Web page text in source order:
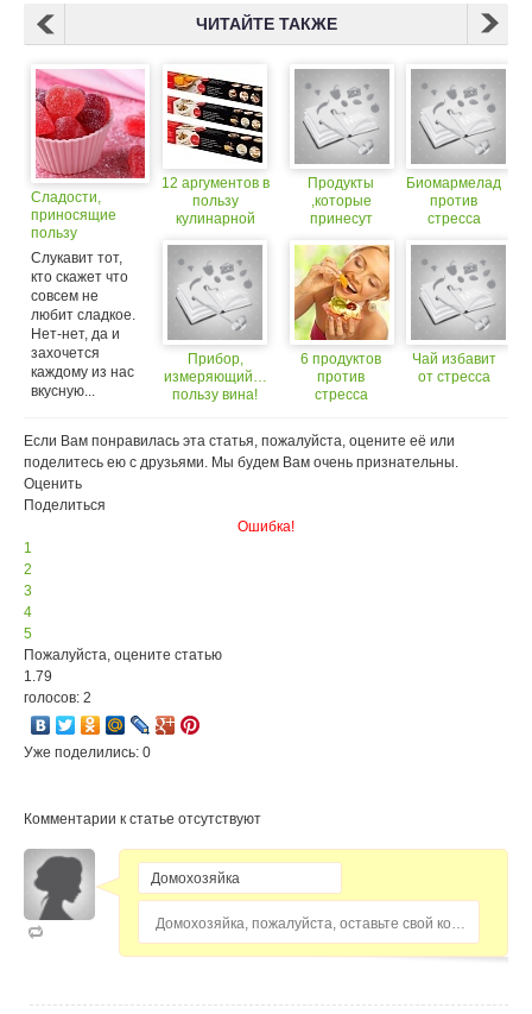
ЧИТАЙТЕ ТАКЖЕ
Сладости,
приносящие
пользу
Слукавит тот,
кто скажет что
совсем не
любит сладкое.
Нет-нет, да и
захочется
каждому из нас
вкусную...
12 аргументов в
пользу
кулинарной
Прибор,
измеряющий…
пользу вина!
Продукты
,которые
принесут
зубам
6 продуктов
против
стресса
Биомармелад
против
стресса
Чай избавит
от стресса
Если Вам понравилась эта статья, пожалуйста, оцените её или
поделитесь ею с друзьями. Мы будем Вам очень признательны.
Оценить
Поделиться
Ошибка!
1
2
3
4
5
Пожалуйста, оцените статью
1.79
голосов: 2
Уже поделились: 0
Комментарии к статье отсутствуют
Домохозяйка, пожалуйста, оставьте свой комментарий...